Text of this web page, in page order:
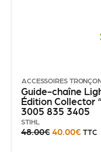
ACCESSOIRES
Guide-chaîne
Édition Collector
3005 835 3405
STIHL
48.00€ 40.00€ TTC